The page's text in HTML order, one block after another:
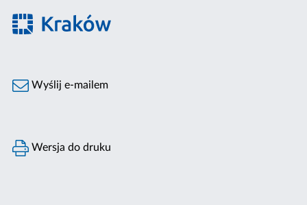
Wyślij e-mailem
Wersja do druku